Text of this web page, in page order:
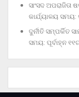
ସାଂସଦ
କାର୍ଯ୍ୟାଳୟ ସମୟ:
ଦୁର୍ନୀତି ସମ୍ପର୍କିତ
ସମୟ: ପୂର୍ବାହ୍ନ